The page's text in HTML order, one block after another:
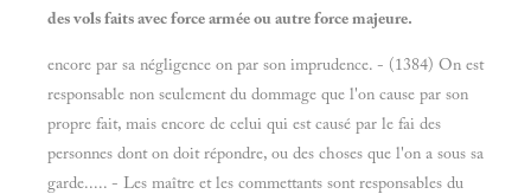
des vols faits avec force armée ou autre force majeure.
encore par sa négligence on par son imprudence. - (1384) On est
responsable non seulement du dommage que l'on cause par son
propre fait, mais encore de celui qui est causé par le fai des
personnes dont on doit répondre, ou des choses que l'on a sous sa
garde..... - Les maître et les commettants sont responsables du